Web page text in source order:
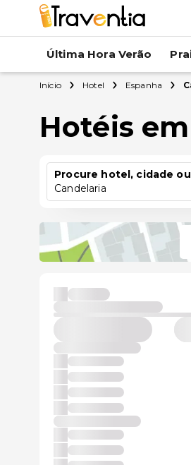
Última Hora Verão
Início Hotel Espanha
Hotéis
Procure hotel, cidade
Candelaria